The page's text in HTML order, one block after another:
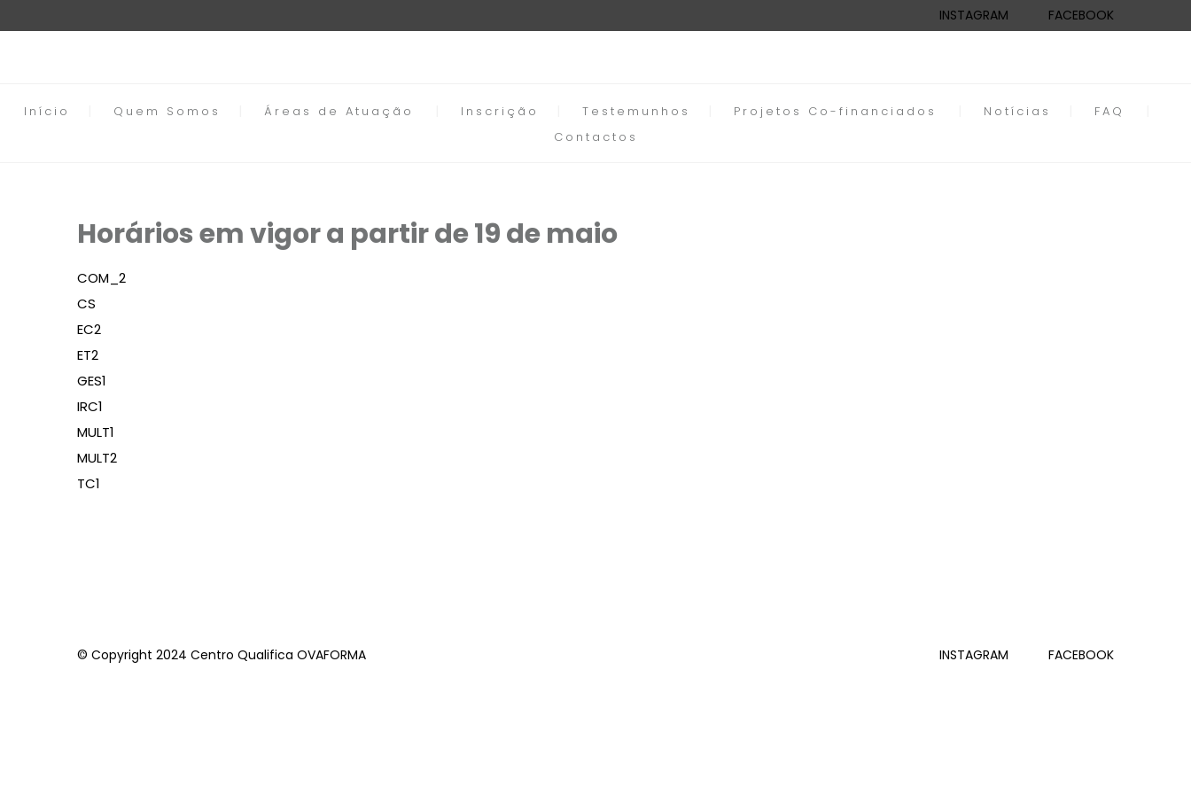
FACEBOOK
INSTAGRAM
Início Quem Somos Áreas de Atuação Inscrição Testemunhos Projetos Co-financiados Notícias
FAQ
Contactos
Horários em vigor a partir de 19 de maio
COM_2
CS
EC2
ET2
GES1
IRC1
MULT1
MULT2
TC1
© Copyright 2024 Centro Qualifica OVAFORMA FACEBOOK
INSTAGRAM